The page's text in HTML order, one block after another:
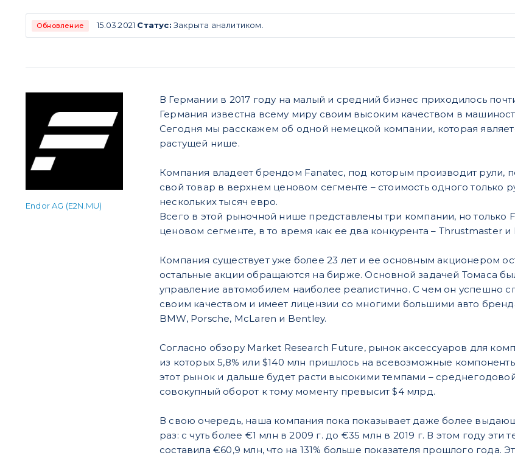
Обновление 15.03.2021 Статус: Закрыта аналитиком.
Endor AG (E2N.MU)
В Германии в 2017 году на малый и средний бизнес приходилось
Германия известна всему миру своим высоким качеством в
Сегодня мы расскажем об одной немецкой компании, которая
растущей нише.
Компания владеет брендом Fanatec, под которым производит рули,
свой товар в верхнем ценовом сегменте – стоимость одного только
нескольких тысяч евро.
Всего в этой рыночной нише представлены три компании, но
ценовом сегменте, в то время как ее два конкурента – Thrustmaster
Компания существует уже более 23 лет и ее основным акционером
остальные акции обращаются на бирже. Основной задачей Томаса
управление автомобилем наиболее реалистично. С чем он успешно
своим качеством и имеет лицензии со многими большими авто
BMW, Porsche, McLaren и Bentley.
Согласно обзору Market Research Future, рынок аксессуаров для
из которых 5,8% или $140 млн пришлось на всевозможные
этот рынок и дальше будет расти высокими темпами – среднегодовой
совокупный оборот к тому моменту превысит $4 млрд.
В свою очередь, наша компания пока показывает даже более
раз: с чуть более €1 млн в 2009 г. до €35 млн в 2019 г. В этом году
составила €60,9 млн, что на 131% больше показателя прошлого